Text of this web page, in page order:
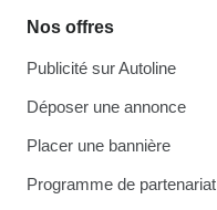
Nos offres
Publicité sur Autoline
Déposer une annonce
Placer une bannière
Programme de partenariat